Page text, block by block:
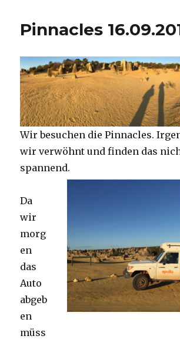
Pinnacles
Wir besuchen die Pinnacles.
wir verwöhnt und finden das
spannend.
Da
wir
morg
en
das
Auto
abgeb
en
müss